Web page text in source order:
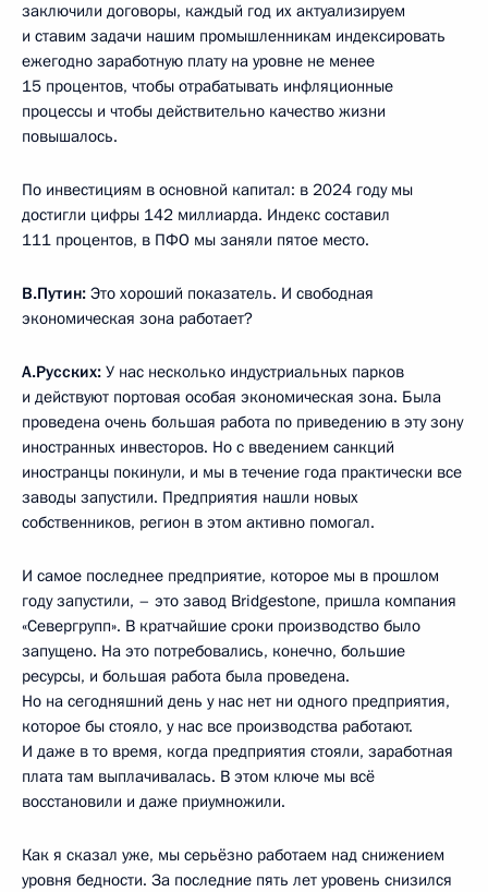
заключили договоры, каждый год их актуализируем
и ставим задачи нашим промышленникам индексировать
ежегодно заработную плату на уровне не менее
15 процентов, чтобы отрабатывать инфляционные
процессы и чтобы действительно качество жизни
повышалось.
По инвестициям в основной капитал: в 2024 году мы
достигли цифры 142 миллиарда. Индекс составил
111 процентов, в ПФО мы заняли пятое место.
В.Путин: Это хороший показатель. И свободная
экономическая зона работает?
А.Русских: У нас несколько индустриальных парков
и действуют портовая особая экономическая зона. Была
проведена очень большая работа по приведению в эту зону
иностранных инвесторов. Но с введением санкций
иностранцы покинули, и мы в течение года практически все
заводы запустили. Предприятия нашли новых
собственников, регион в этом активно помогал.
И самое последнее предприятие, которое мы в прошлом
году запустили, – это завод Bridgestone, пришла компания
«Севергрупп». В кратчайшие сроки производство было
запущено. На это потребовались, конечно, большие
ресурсы, и большая работа была проведена.
Но на сегодняшний день у нас нет ни одного предприятия,
которое бы стояло, у нас все производства работают.
И даже в то время, когда предприятия стояли, заработная
плата там выплачивалась. В этом ключе мы всё
восстановили и даже приумножили.
Как я сказал уже, мы серьёзно работаем над снижением
уровня бедности. За последние пять лет уровень снизился